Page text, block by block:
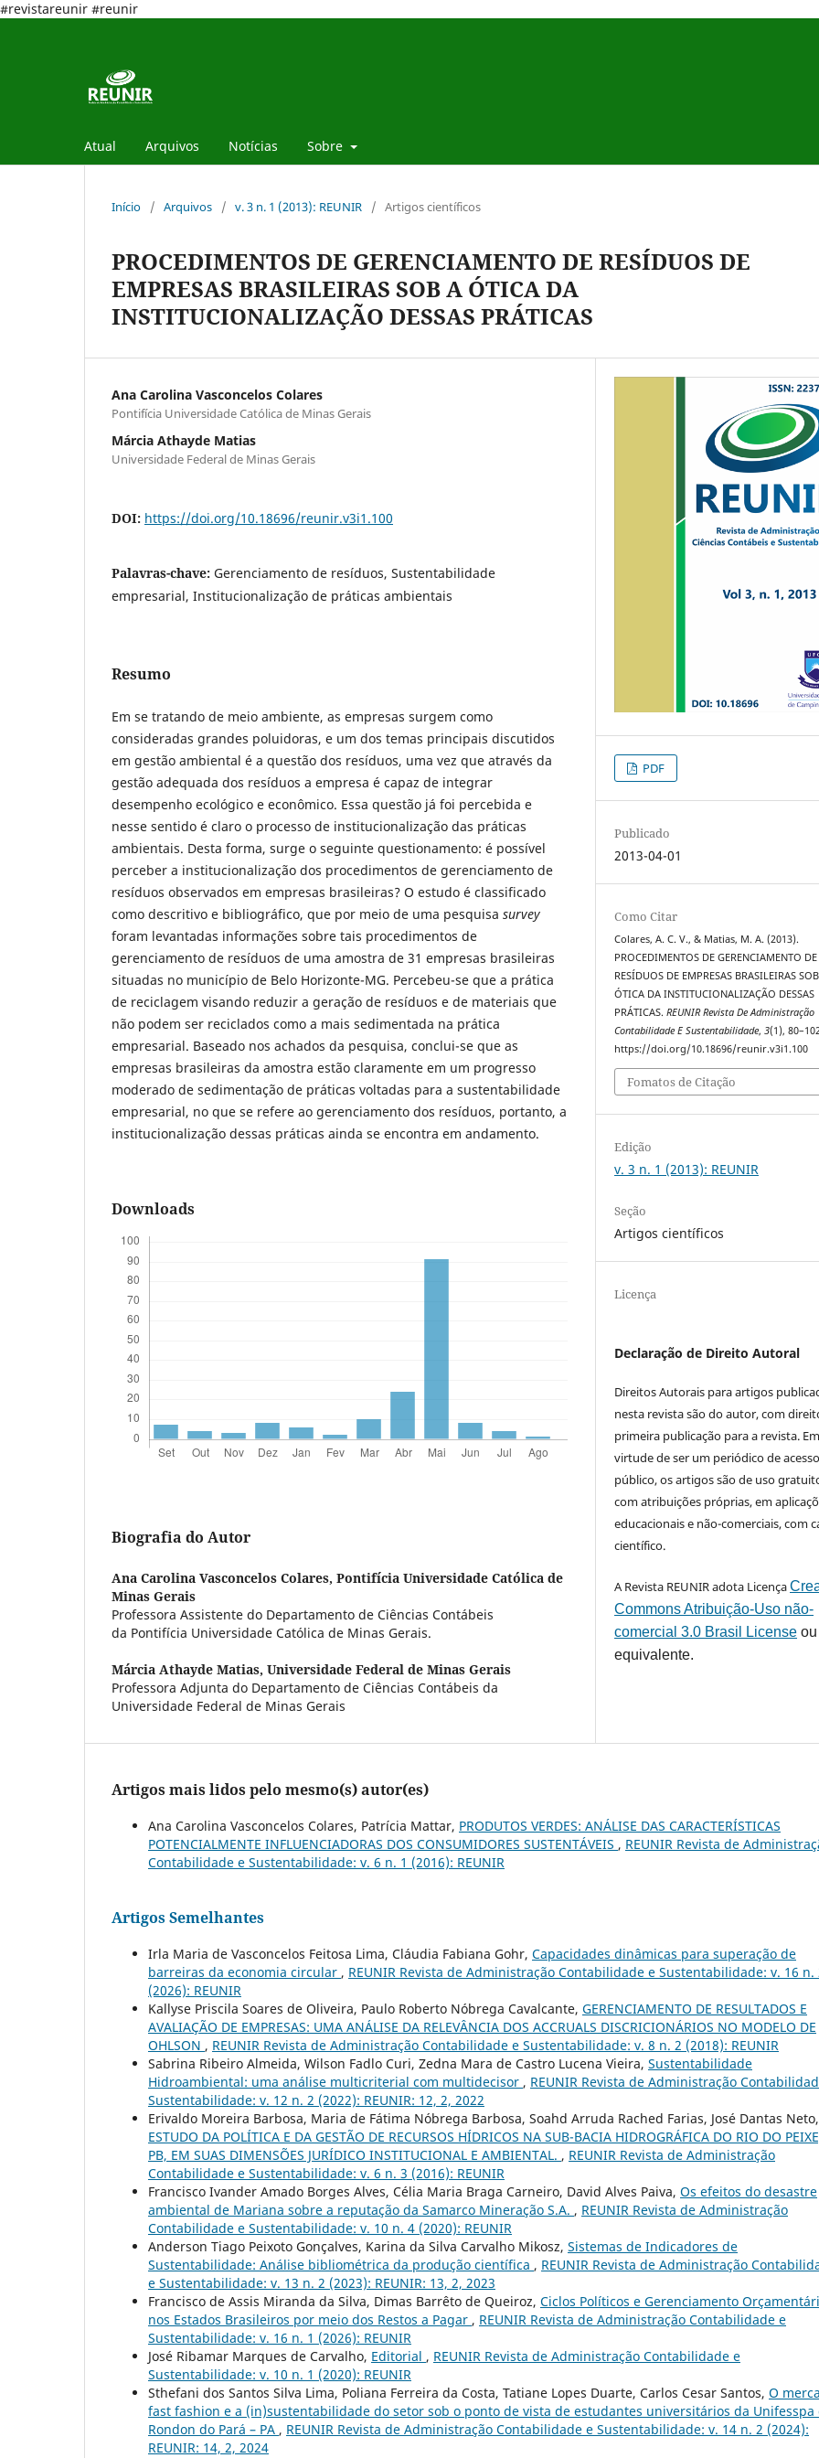
#revistareunir #reunir
Atual Arquivos Notícias Sobre
Início / Arquivos / v. 3 n. 1 (2013): REUNIR / Artigos científicos
PROCEDIMENTOS DE GERENCIAMENTO DE RESÍDUOS DE
EMPRESAS BRASILEIRAS SOB A ÓTICA DA
INSTITUCIONALIZAÇÃO DESSAS PRÁTICAS
Ana Carolina Vasconcelos Colares
Pontifícia Universidade Católica de Minas Gerais
Márcia Athayde Matias
Universidade Federal de Minas Gerais
DOI: https://doi.org/10.18696/reunir.v3i1.100
Palavras-chave: Gerenciamento de resíduos, Sustentabilidade
empresarial, Institucionalização de práticas ambientais
Resumo
Em se tratando de meio ambiente, as empresas surgem como
consideradas grandes poluidoras, e um dos temas principais discutidos
em gestão ambiental é a questão dos resíduos, uma vez que através da
gestão adequada dos resíduos a empresa é capaz de integrar
desempenho ecológico e econômico. Essa questão já foi percebida e
nesse sentido é claro o processo de institucionalização das práticas
ambientais. Desta forma, surge o seguinte questionamento: é possível
perceber a institucionalização dos procedimentos de gerenciamento de
resíduos observados em empresas brasileiras? O estudo é classificado
como descritivo e bibliográfico, que por meio de uma pesquisa survey
foram levantadas informações sobre tais procedimentos de
gerenciamento de resíduos de uma amostra de 31 empresas brasileiras
situadas no município de Belo Horizonte-MG. Percebeu-se que a prática
de reciclagem visando reduzir a geração de resíduos e de materiais que
não podem ser reciclados como a mais sedimentada na prática
empresarial. Baseado nos achados da pesquisa, conclui-se que as
empresas brasileiras da amostra estão claramente em um progresso
moderado de sedimentação de práticas voltadas para a sustentabilidade
empresarial, no que se refere ao gerenciamento dos resíduos, portanto, a
institucionalização dessas práticas ainda se encontra em andamento.
Downloads
Biografia do Autor
Ana Carolina Vasconcelos Colares, Pontifícia Universidade Católica de
Minas Gerais
Professora Assistente do Departamento de Ciências Contábeis
da Pontifícia Universidade Católica de Minas Gerais.
Márcia Athayde Matias, Universidade Federal de Minas Gerais
Professora Adjunta do Departamento de Ciências Contábeis da
Universidade Federal de Minas Gerais
PDF
Publicado
2013-04-01
Como Citar
Colares, A. C. V., & Matias, M. A. (2013).
PROCEDIMENTOS DE GERENCIAMENTO DE
RESÍDUOS DE EMPRESAS BRASILEIRAS
ÓTICA DA INSTITUCIONALIZAÇÃO DESSAS
PRÁTICAS.REUNIR Revista De Administração
Contabilidade E Sustentabilidade,3(1),
https://doi.org/10.18696/reunir.v3i1.100
Fomatos de Citação
Edição
v. 3 n. 1 (2013): REUNIR
Seção
Artigos científicos
Licença
Declaração de Direito Autoral
Direitos Autorais para artigos
nesta revista são do autor, com
primeira publicação para a revista. Em
virtude de ser um periódico de acesso
público, os artigos são de uso
com atribuições próprias, em
educacionais e não-comerciais, com
científico.
A Revista REUNIR adota Licença
Commons Atribuição-Uso não-
comercial 3.0 Brasil License
equivalente.
Artigos mais lidos pelo mesmo(s) autor(es)
Ana Carolina Vasconcelos Colares, Patrícia Mattar, PRODUTOS VERDES: ANÁLISE DAS CARACTERÍSTICAS
POTENCIALMENTE INFLUENCIADORAS DOS CONSUMIDORES SUSTENTÁVEIS , REUNIR Revista de
Contabilidade e Sustentabilidade: v. 6 n. 1 (2016): REUNIR
Artigos Semelhantes
Irla Maria de Vasconcelos Feitosa Lima, Cláudia Fabiana Gohr, Capacidades dinâmicas para superação de
barreiras da economia circular , REUNIR Revista de Administração Contabilidade e Sustentabilidade: v. 16 n.
(2026): REUNIR
Kallyse Priscila Soares de Oliveira, Paulo Roberto Nóbrega Cavalcante, GERENCIAMENTO DE RESULTADOS E
AVALIAÇÃO DE EMPRESAS: UMA ANÁLISE DA RELEVÂNCIA DOS ACCRUALS DISCRICIONÁRIOS NO MODELO DE
OHLSON , REUNIR Revista de Administração Contabilidade e Sustentabilidade: v. 8 n. 2 (2018): REUNIR
Sabrina Ribeiro Almeida, Wilson Fadlo Curi, Zedna Mara de Castro Lucena Vieira, Sustentabilidade
Hidroambiental: uma análise multicriterial com multidecisor , REUNIR Revista de Administração
Sustentabilidade: v. 12 n. 2 (2022): REUNIR: 12, 2, 2022
Erivaldo Moreira Barbosa, Maria de Fátima Nóbrega Barbosa, Soahd Arruda Rached Farias, José Dantas Neto,
ESTUDO DA POLÍTICA E DA GESTÃO DE RECURSOS HÍDRICOS NA SUB-BACIA HIDROGRÁFICA DO RIO DO
PB, EM SUAS DIMENSÕES JURÍDICO INSTITUCIONAL E AMBIENTAL. , REUNIR Revista de Administração
Contabilidade e Sustentabilidade: v. 6 n. 3 (2016): REUNIR
Francisco Ivander Amado Borges Alves, Célia Maria Braga Carneiro, David Alves Paiva, Os efeitos do desastre
ambiental de Mariana sobre a reputação da Samarco Mineração S.A. , REUNIR Revista de Administração
Contabilidade e Sustentabilidade: v. 10 n. 4 (2020): REUNIR
Anderson Tiago Peixoto Gonçalves, Karina da Silva Carvalho Mikosz, Sistemas de Indicadores de
Sustentabilidade: Análise bibliométrica da produção científica , REUNIR Revista de Administração
e Sustentabilidade: v. 13 n. 2 (2023): REUNIR: 13, 2, 2023
Francisco de Assis Miranda da Silva, Dimas Barrêto de Queiroz, Ciclos Políticos e Gerenciamento
nos Estados Brasileiros por meio dos Restos a Pagar , REUNIR Revista de Administração Contabilidade e
Sustentabilidade: v. 16 n. 1 (2026): REUNIR
José Ribamar Marques de Carvalho, Editorial , REUNIR Revista de Administração Contabilidade e
Sustentabilidade: v. 10 n. 1 (2020): REUNIR
Sthefani dos Santos Silva Lima, Poliana Ferreira da Costa, Tatiane Lopes Duarte, Carlos Cesar Santos, O
fast fashion e a (in)sustentabilidade do setor sob o ponto de vista de estudantes universitários da Unifesspa
Rondon do Pará – PA , REUNIR Revista de Administração Contabilidade e Sustentabilidade: v. 14 n. 2 (2024):
REUNIR: 14, 2, 2024